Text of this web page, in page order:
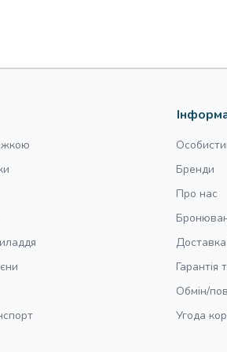
Бренди
Про нас
Гарантія
Обмін/
Угода